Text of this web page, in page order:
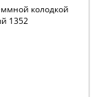
колодкой
1352